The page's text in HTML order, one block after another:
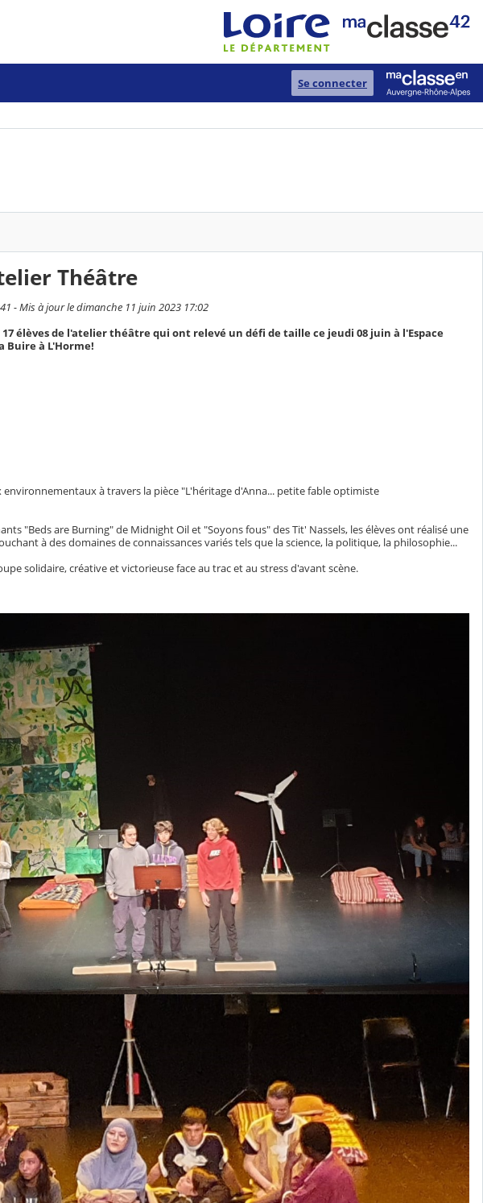
Se connecter
Théâtre
- Mis à jour le dimanche 11 juin 2023 17:02
17 élèves de l'atelier théâtre qui ont relevé un défi de taille ce jeudi 08 juin à l'Espace
Buire à L'Horme!
à travers la pièce "L'héritage d'Anna... petite fable optimiste
"Beds are Burning" de Midnight Oil et "Soyons fous" des Tit' Nassels, les élèves ont réalisé une
à des domaines de connaissances variés tels que la science, la politique, la philosophie...
solidaire, créative et victorieuse face au trac et au stress d'avant scène.